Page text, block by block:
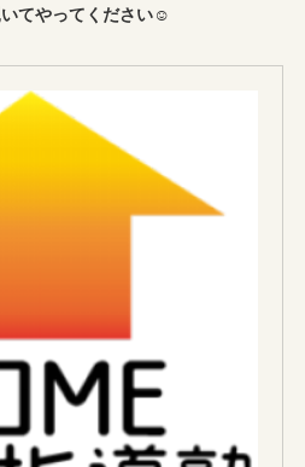
てやってください☺︎